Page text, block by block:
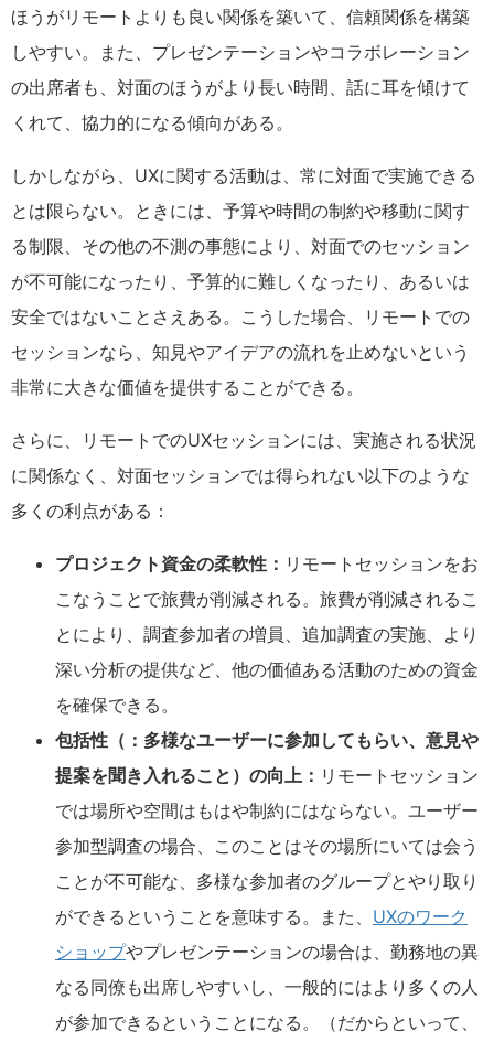
ほうがリモートよりも良い関係を築いて、信頼関係を構築
しやすい。また、プレゼンテーションやコラボレーション
の出席者も、対面のほうがより長い時間、話に耳を傾けて
くれて、協力的になる傾向がある。
しかしながら、UXに関する活動は、常に対面で実施できる
とは限らない。ときには、予算や時間の制約や移動に関す
る制限、その他の不測の事態により、対面でのセッション
が不可能になったり、予算的に難しくなったり、あるいは
安全ではないことさえある。こうした場合、リモートでの
セッションなら、知見やアイデアの流れを止めないという
非常に大きな価値を提供することができる。
さらに、リモートでのUXセッションには、実施される状況
に関係なく、対面セッションでは得られない以下のような
多くの利点がある：
プロジェクト資金の柔軟性： リモートセッションをお
こなうことで旅費が削減される。旅費が削減されるこ
とにより、調査参加者の増員、追加調査の実施、より
深い分析の提供など、他の価値ある活動のための資金
を確保できる。
包括性（：多様なユーザーに参加してもらい、意見や
提案を聞き入れること）の向上： リモートセッション
では場所や空間はもはや制約にはならない。ユーザー
参加型調査の場合、このことはその場所にいては会う
ことが不可能な、多様な参加者のグループとやり取り
ができるということを意味する。また、 UXのワーク
ショップやプレゼンテーションの場合は、勤務地の異
なる同僚も出席しやすいし、一般的にはより多くの人
が参加できるということになる。（だからといって、